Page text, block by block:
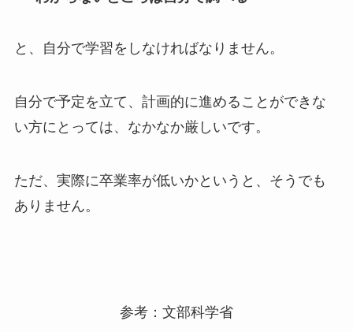
と、自分で学習をしなければなりません。
自分で予定を立て、計画的に進めることができな
い方にとっては、なかなか厳しいです。
ただ、実際に卒業率が低いかというと、そうでも
ありません。
参考：文部科学省